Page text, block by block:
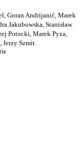
Goran Andrijanić, Marek
Jakubowska, Stanisław
Potocki, Marek Pyza,
Szmit.